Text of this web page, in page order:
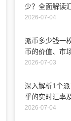
少？全面解读
2026-07-04
派币多少钱一
币的价值、市
2026-07-03
深入解析1个
乎的实时汇率
2026-07-04